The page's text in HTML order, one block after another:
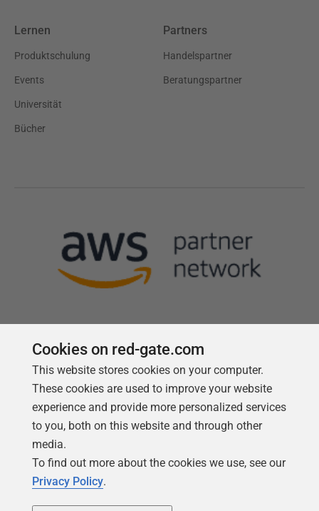
Lernen
Produktschulung
Events
Universität
Bücher
Partners
Handelspartner
Beratungspartner
Follow us
Cookies on red-gate.com
This website stores cookies on your computer.
These cookies are used to improve your website
experience and provide more personalized services
to you, both on this website and through other
media.
To find out more about the cookies we use, see our
Privacy Policy.